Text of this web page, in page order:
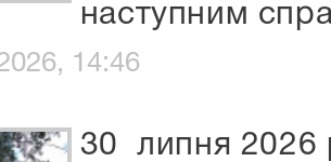
наступним
14:46
30 липня 2026